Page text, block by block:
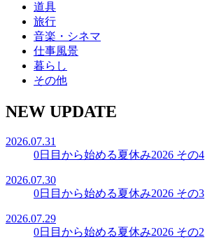
道具
旅行
音楽・シネマ
仕事風景
暮らし
その他
NEW UPDATE
2026.07.31
0日目から始める夏休み2026 その4
2026.07.30
0日目から始める夏休み2026 その3
2026.07.29
0日目から始める夏休み2026 その2